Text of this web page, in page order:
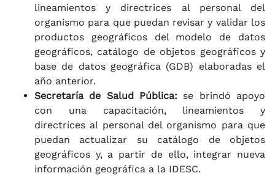
lineamientos y directrices al personal del
organismo para que puedan revisar y validar los
productos geográficos del modelo de datos
geográficos, catálogo de objetos geográficos y
base de datos geográfica (GDB) elaboradas el
año anterior.
Secretaría de Salud Pública: se brindó apoyo
con una capacitación, lineamientos y
directrices al personal del organismo para que
puedan actualizar su catálogo de objetos
geográficos y, a partir de ello, integrar nueva
información geográfica a la IDESC.